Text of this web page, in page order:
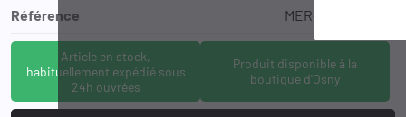
Référence MER-J005049-40
Article en stock,
habituellement expédié sous
24h ouvrées
Produit disponible à la
boutique d'Osny